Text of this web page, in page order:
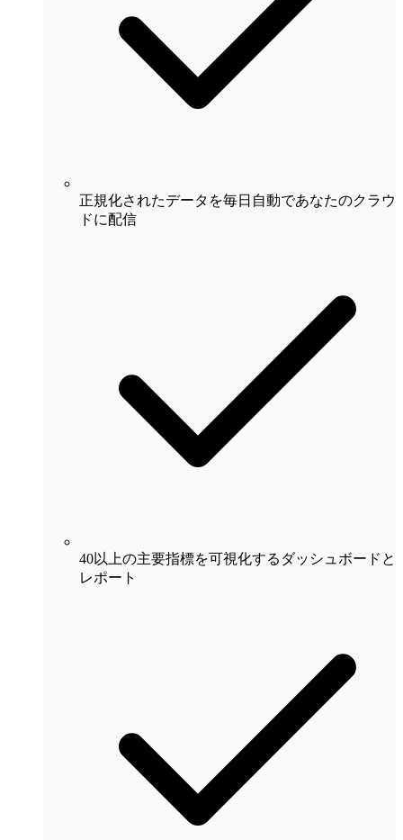
正規化されたデータを毎日自動であなたのクラウ
ドに配信
40以上の主要指標を可視化するダッシュボードと
レポート